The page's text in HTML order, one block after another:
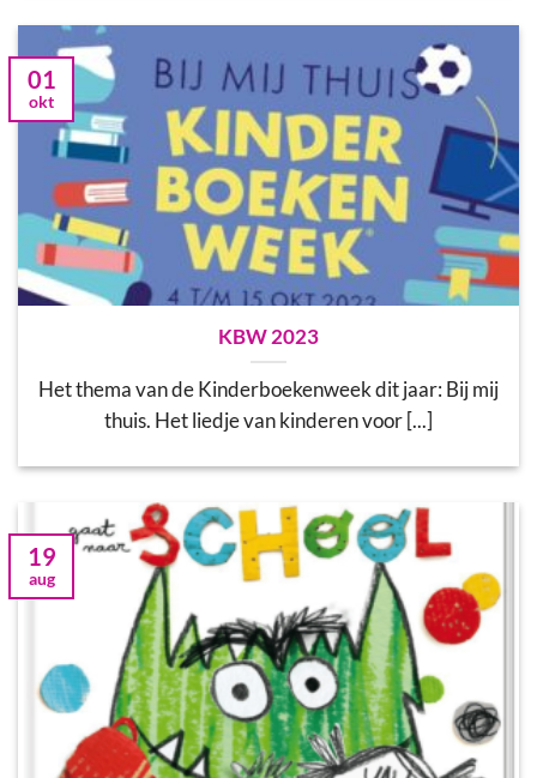
KBW 2023
Het thema van de Kinderboekenweek dit jaar: Bij mij
thuis. Het liedje van kinderen voor [...]
01
okt
19
aug